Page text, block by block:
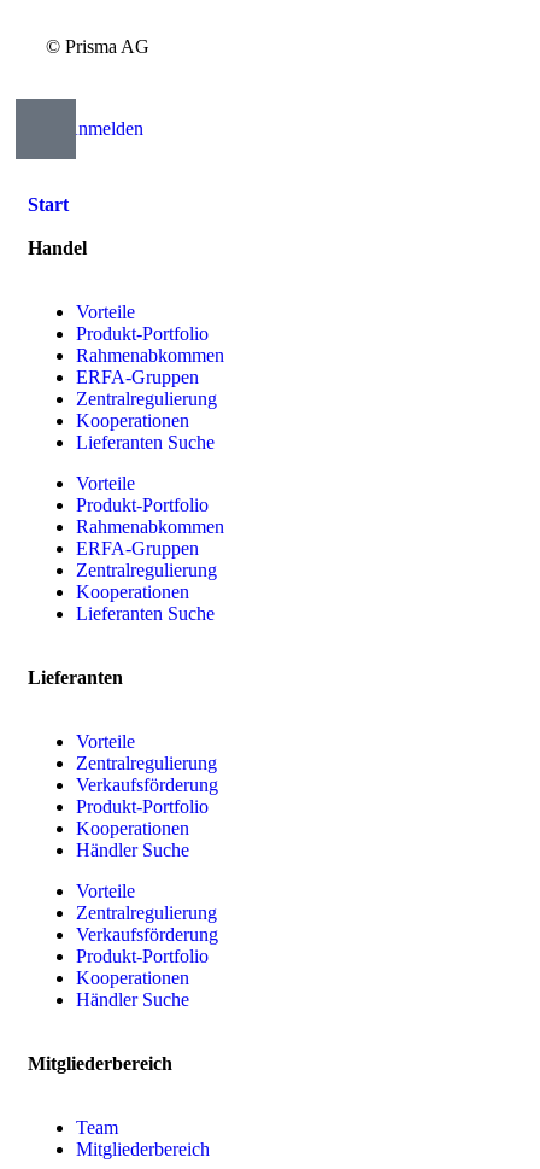
© Prisma AG
Anmelden
Start
Handel
Vorteile
Produkt-Portfolio
Rahmenabkommen
ERFA-Gruppen
Zentralregulierung
Kooperationen
Lieferanten Suche
Vorteile
Produkt-Portfolio
Rahmenabkommen
ERFA-Gruppen
Zentralregulierung
Kooperationen
Lieferanten Suche
Lieferanten
Vorteile
Zentralregulierung
Verkaufsförderung
Produkt-Portfolio
Kooperationen
Händler Suche
Vorteile
Zentralregulierung
Verkaufsförderung
Produkt-Portfolio
Kooperationen
Händler Suche
Mitgliederbereich
Team
Mitgliederbereich